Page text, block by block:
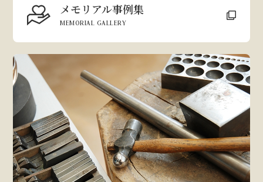
メモリアル事例集
MEMORIAL GALLERY